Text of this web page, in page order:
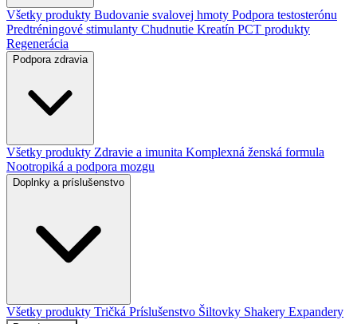
Všetky produkty Budovanie svalovej hmoty Podpora testosterónu
Predtréningové stimulanty Chudnutie Kreatín PCT produkty
Regenerácia
Podpora zdravia
Všetky produkty Zdravie a imunita Komplexná ženská formula
Nootropiká a podpora mozgu
Doplnky a príslušenstvo
Všetky produkty Tričká Príslušenstvo Šiltovky Shakery Expandery